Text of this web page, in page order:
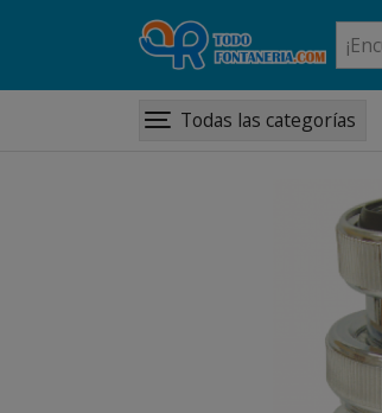
Todas las categorías